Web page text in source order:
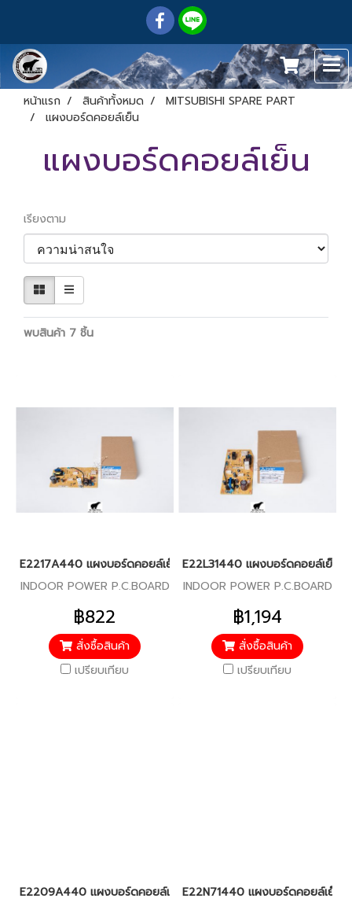
หน้าแรก สินค้าทั้งหมด
MITSUBISHI SPARE PART
แผงบอร์ดคอยล์เย็น
แผงบอร์ดคอยล์เย็น
เรียงตาม
พบสินค้า 7 ชิ้น
E2217A440 แผงบอร์ดคอยล์เย็น สำหรับแอร์มิตซู รุ่น MSY-JP24,
INDOOR POWER P.C.BOARD
฿822
สั่งซื้อสินค้า
เปรียบเทียบ
E22L31440 แผงบอร์ดคอยล์เย็น ส
INDOOR POWER P.C.BOARD
฿1,194
สั่งซื้อสินค้า
เปรียบเทียบ
E2209A440 แผงบอร์ดคอยล์เย็น สำหรับแอร์มิตซู รุ่น MS-
E22N71440 แผงบอร์ดคอยล์เย็น